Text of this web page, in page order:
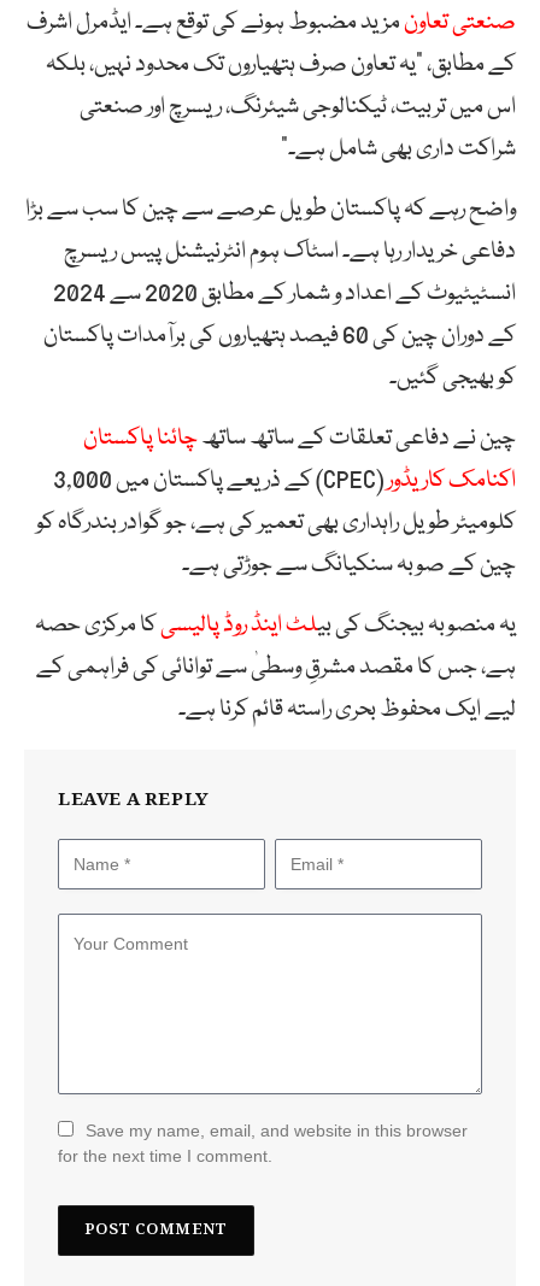
صنعتی تعاونمزید مضبوط ہونے کی توقع ہے۔ ایڈمرل اشرف
کے مطابق، “یہ تعاون صرف ہتھیاروں تک محدود نہیں، بلکہ
اس میں تربیت، ٹیکنالوجی شیئرنگ، ریسرچ اور صنعتی
شراکت داری بھی شامل ہے۔”
واضح رہے کہ پاکستان طویل عرصے سے چین کا سب سے بڑا
دفاعی خریدار رہا ہے۔ اسٹاک ہوم انٹرنیشنل پیس ریسرچ
انسٹیٹیوٹ کے اعداد و شمار کے مطابق 2020 سے 2024
کے دوران چین کی 60 فیصد ہتھیاروں کی برآمدات پاکستان
کو بھیجی گئیں۔
چین نے دفاعی تعلقات کے ساتھ ساتھچائنا پاکستان
اکنامک کاریڈور
(CPEC) کے ذریعے پاکستان میں 3,000
کلومیٹر طویل راہداری بھی تعمیر کی ہے، جو گوادر بندرگاہ کو
چین کے صوبہ سنکیانگ سے جوڑتی ہے۔
یہ منصوبہ بیجنگ کی بیلٹ اینڈ روڈ پالیسیکا مرکزی حصہ
ہے، جس کا مقصد مشرقِ وسطیٰ سے توانائی کی فراہمی کے
لیے ایک محفوظ بحری راستہ قائم کرنا ہے۔
LEAVE A REPLY
Save my name, email, and website in this browser
for the next time I comment.